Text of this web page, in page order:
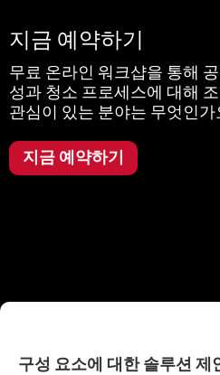
지금 예약하기
무료 온라인 워크샵을 통해
성과 청소 프로세스에 대해
관심이 있는 분야는 무엇인가
지금 예약하기
구성 요소에 대한 솔루션 제